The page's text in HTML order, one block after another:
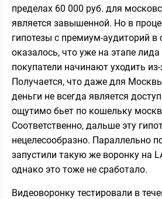
пределах 60 000 руб. для
является завышенной. Но в
гипотезы с премиум-аудиторий в
оказалось, что уже на этапе
покупатели начинают уходить
Получается, что даже для
деньги не всегда является
ощутимо бьет по кошельку
Соответственно, дальше эту
нецелесообразно. Параллельно
запустили такую же воронку на
однако это тоже не сработало.
Видеоворонку тестировали в